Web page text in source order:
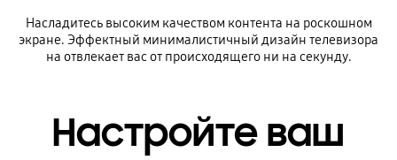
Насладитесь высоким качеством контента на роскошном
экране. Эффектный минималистичный дизайн телевизора
на отвлекает вас от происходящего ни на секунду.
Настройте ваш